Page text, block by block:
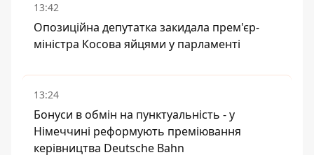
13:42
Опозиційна депутатка закидала прем'єр-
міністра Косова яйцями у парламенті
13:24
Бонуси в обмін на пунктуальність - у
Німеччині реформують преміювання
керівництва Deutsche Bahn